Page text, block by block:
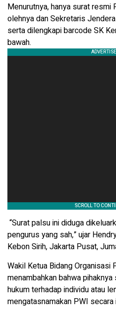
Menurutnya, hanya surat resmi
olehnya dan Sekretaris
serta dilengkapi barcode SK
bawah.
“Surat palsu ini diduga
pengurus yang sah,” ujar
Kebon Sirih, Jakarta Pusat,
Wakil Ketua Bidang Organisasi
menambahkan bahwa
hukum terhadap individu atau
mengatasnamakan PWI secara